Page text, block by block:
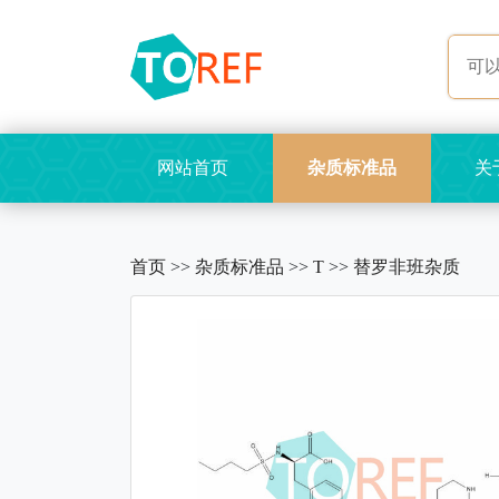
网站首页 杂质标准品 关
首页 >> 杂质标准品 >> T >> 替罗非班杂质